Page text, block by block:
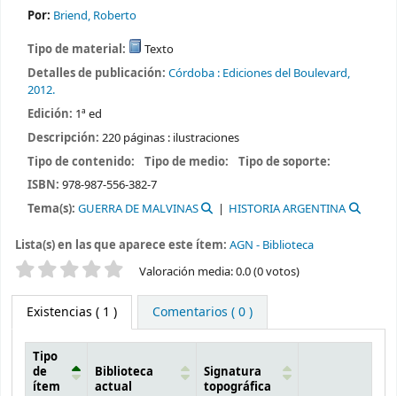
Por: Briend, Roberto
Tipo de material:
Texto
Detalles de publicación: Córdoba : Ediciones del Boulevard,
2012.
Edición: 1ª ed
Descripción: 220 páginas : ilustraciones
Tipo de contenido:
Tipo de medio:
Tipo de soporte:
ISBN: 978-987-556-382-7
Tema(s): GUERRA DE MALVINAS HISTORIA ARGENTINA
Lista(s) en las que aparece este ítem: AGN - Biblioteca
Valoración Valoración media: 0.0 (0 votos)
Existencias ( 1 ) Comentarios ( 0 )
Tipo
de
ítem
Biblioteca
actual
Signatura
topográfica